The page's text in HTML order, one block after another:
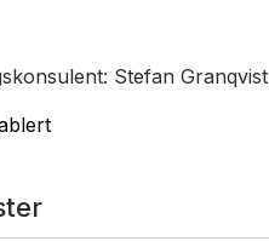
Stefan Granqvist